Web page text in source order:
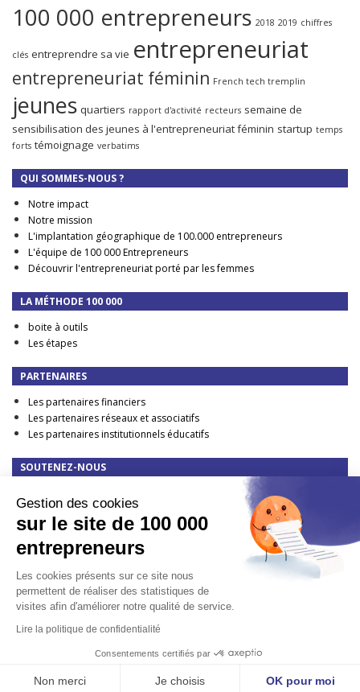
100 000 entrepreneurs 2018 2019 chiffres
clés entreprendre sa vie entrepreneuriat
entrepreneuriat féminin French tech tremplin
jeunes quartiers rapport d'activité recteurs semaine de
sensibilisation des jeunes à l'entrepreneuriat féminin startup temps
forts témoignage verbatims
QUI SOMMES-NOUS ?
Notre impact
Notre mission
L'implantation géographique de 100.000 entrepreneurs
L'équipe de 100 000 Entrepreneurs
Découvrir l'entrepreneuriat porté par les femmes
LA MÉTHODE 100 000
boite à outils
Les étapes
PARTENAIRES
Les partenaires financiers
Les partenaires réseaux et associatifs
Les partenaires institutionnels éducatifs
SOUTENEZ-NOUS
DEVENIR PARTENAIRE FINANCIER
TAXE D'APPRENTISSAGE : elle change en 2023 !
CONTACT
Presse
-POLITIQUE DE CONFIDENTIALITÉ / © 100 000 ENTREPRENEURS
SPYRIT SYSTÈME D’INFORMATION DARE PIXEL
Gestion des cookies
sur le site de 100 000
entrepreneurs
Les cookies présents sur ce site nous
permettent de réaliser des statistiques de
visites afin d'améliorer notre qualité de service.
Lire la politique de confidentialité
Consentements certifiés par
Non merci Je choisis OK pour moi